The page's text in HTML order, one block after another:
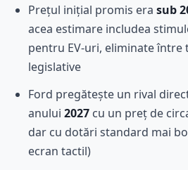
Prețul inițial promis era sub
acea estimare includea
pentru EV-uri, eliminate
legislative
Ford pregătește un rival
anului 2027 cu un preț de
dar cu dotări standard mai
ecran tactil)